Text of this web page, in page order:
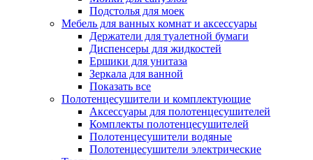
Подстолья для моек
Мебель для ванных комнат и аксессуары
Держатели для туалетной бумаги
Диспенсеры для жидкостей
Ершики для унитаза
Зеркала для ванной
Показать все
Полотенцесушители и комплектующие
Аксессуары для полотенцесушителей
Комплекты полотенцесушителей
Полотенцесушители водяные
Полотенцесушители электрические